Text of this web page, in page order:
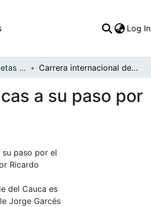
Log In
APFFVC - Las Bicicletas y Ca - Patrimonial Carrera internacional de autos Buenos Aires-Caracas a su paso por el municipio de Caicedonia
a su paso por
paso por el
Ricardo
del Cauca es
Jorge Garcés